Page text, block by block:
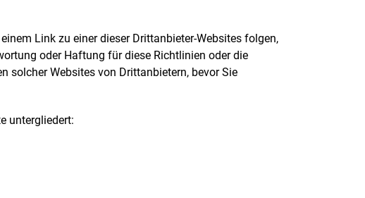
Link zu einer dieser Drittanbieter-Websites folgen,
oder Haftung für diese Richtlinien oder die
solcher Websites von Drittanbietern, bevor Sie
untergliedert: